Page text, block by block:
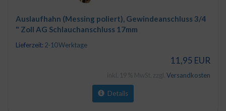
Auslaufhahn (Messing poliert), Gewindeanschluss 3/4
" Zoll AG Schlauchanschluss 17mm
Lieferzeit: 2-10 Werktage
11,95 EUR
Versandkosten
Details